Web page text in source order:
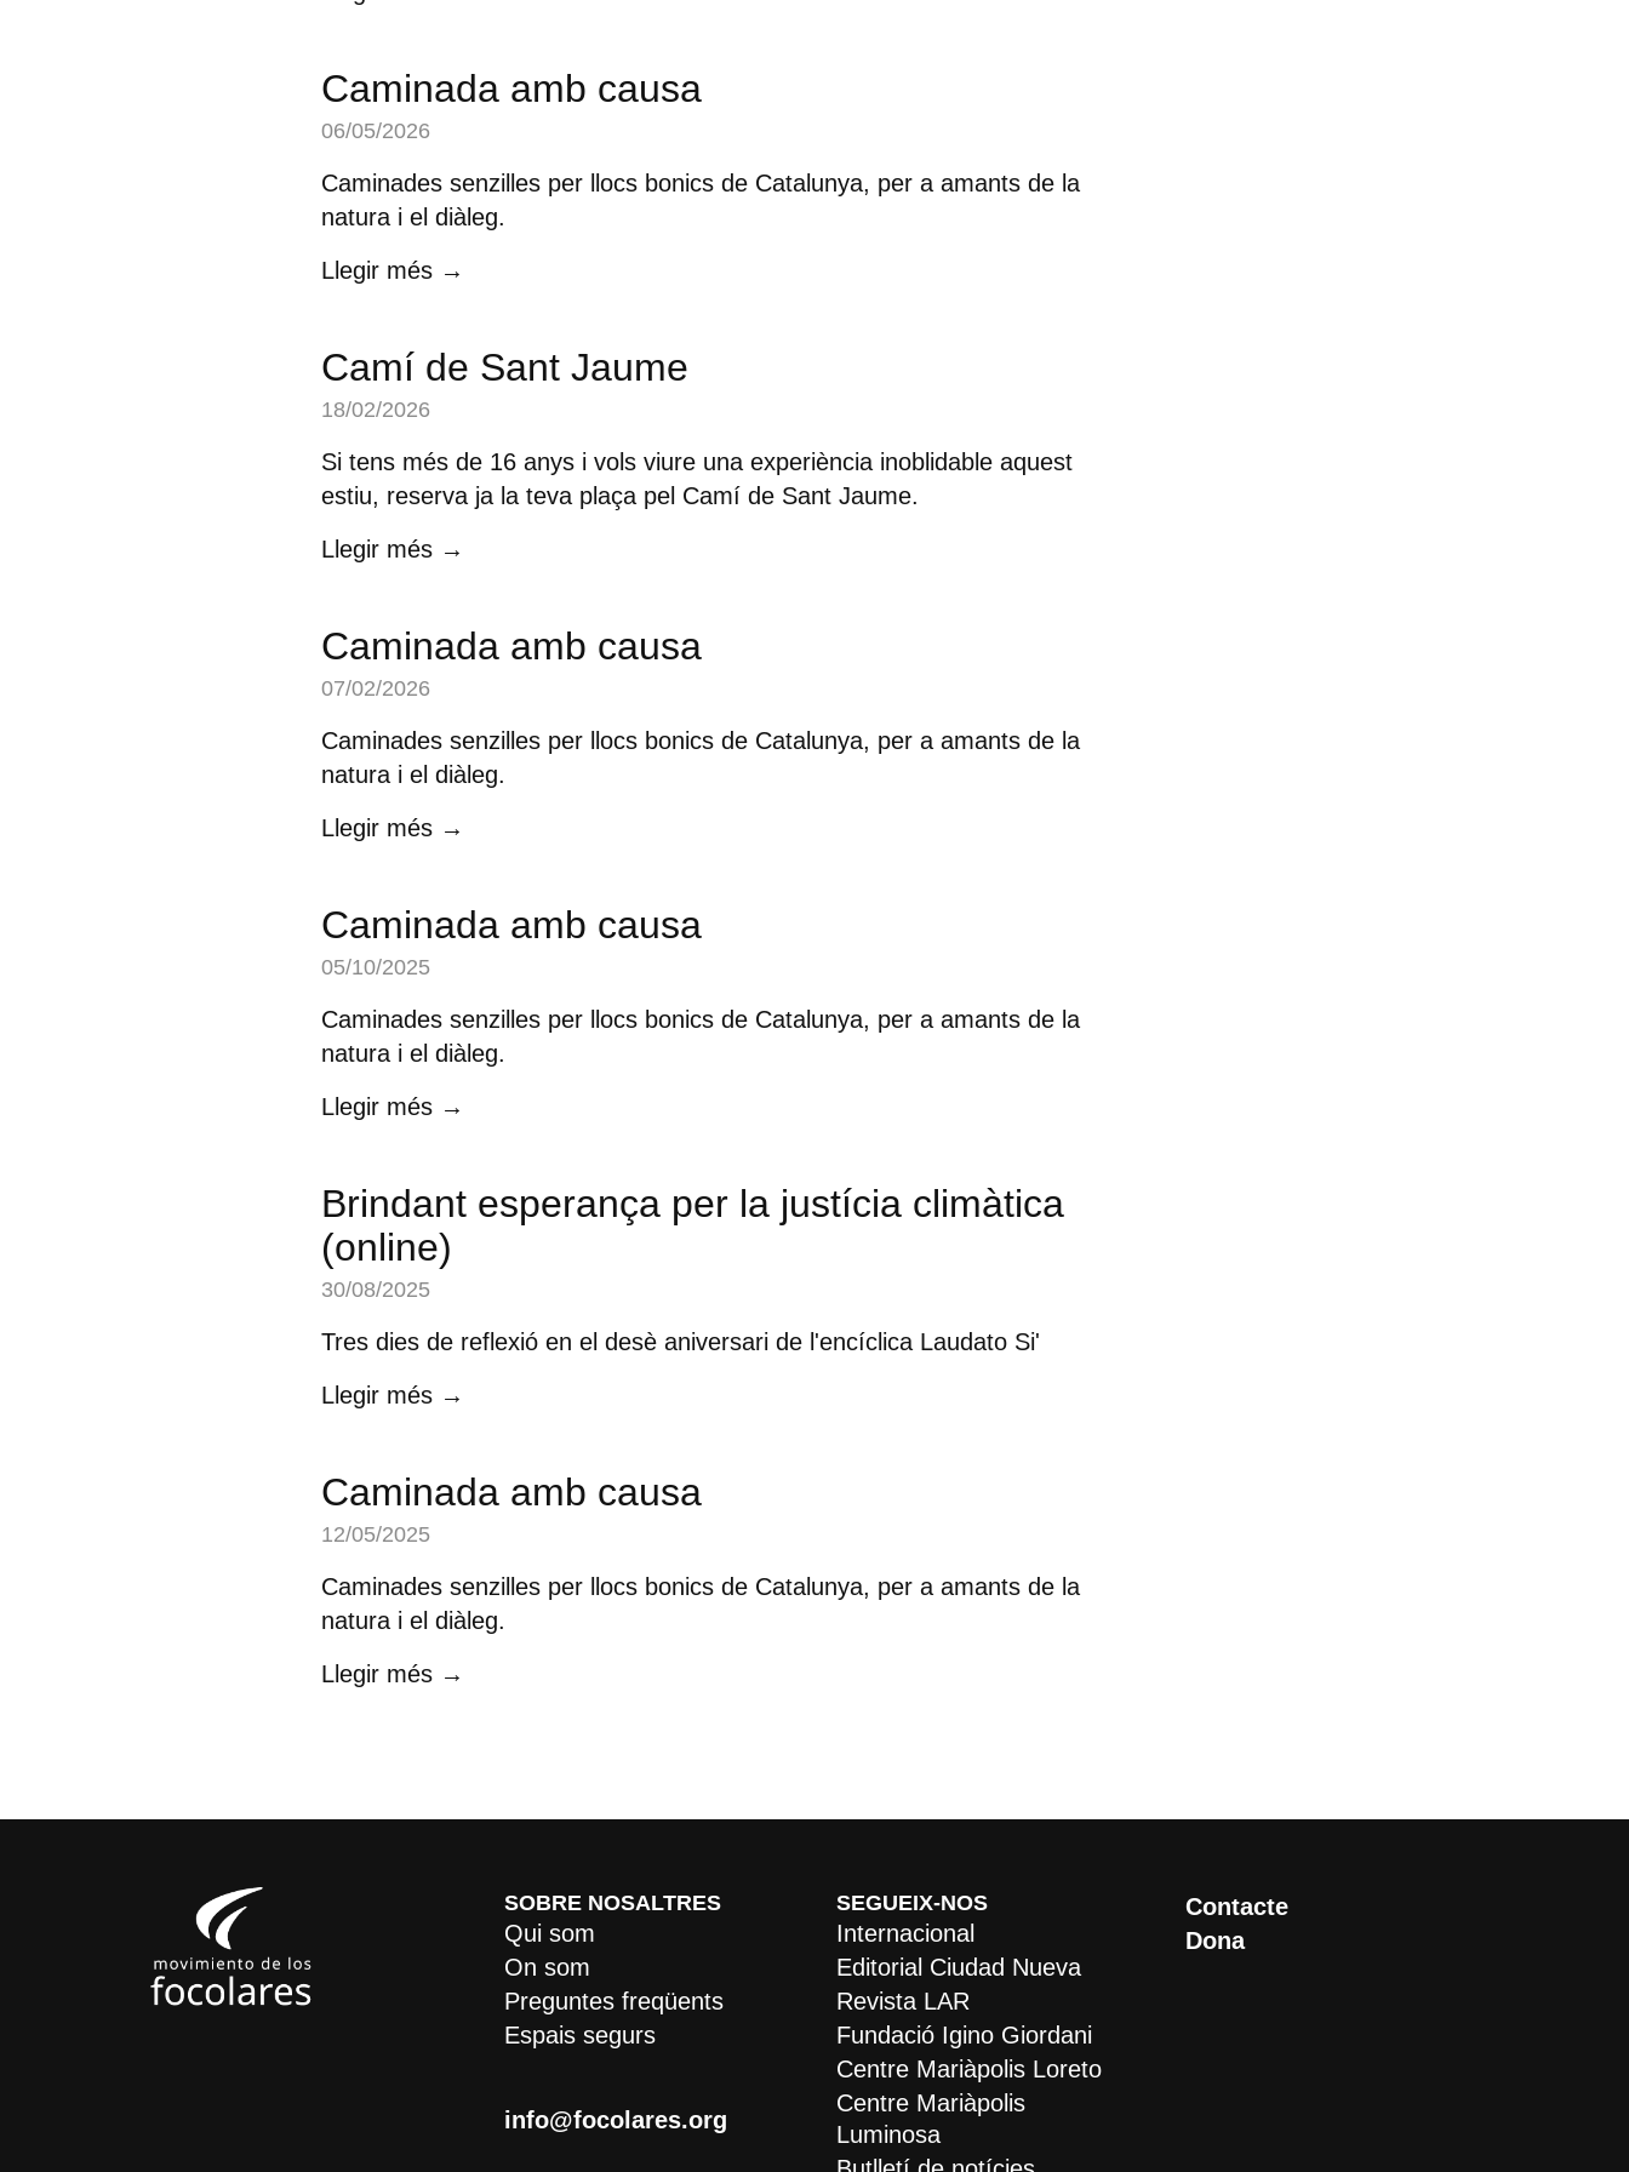
Caminada amb causa
06/05/2026
Caminades senzilles per llocs bonics de Catalunya, per a amants de la
natura i el diàleg.
Llegir més →
Camí de Sant Jaume
18/02/2026
Si tens més de 16 anys i vols viure una experiència inoblidable aquest
estiu, reserva ja la teva plaça pel Camí de Sant Jaume.
Llegir més →
Caminada amb causa
07/02/2026
Caminades senzilles per llocs bonics de Catalunya, per a amants de la
natura i el diàleg.
Llegir més →
Caminada amb causa
05/10/2025
Caminades senzilles per llocs bonics de Catalunya, per a amants de la
natura i el diàleg.
Llegir més →
Brindant esperança per la justícia climàtica
(online)
30/08/2025
Tres dies de reflexió en el desè aniversari de l'encíclica Laudato Si'
Llegir més →
Caminada amb causa
12/05/2025
Caminades senzilles per llocs bonics de Catalunya, per a amants de la
natura i el diàleg.
Llegir més →
SOBRE NOSALTRES
Qui som
On som
Preguntes freqüents
Espais segurs
info@focolares.org
SEGUEIX-NOS
Internacional
Editorial Ciudad Nueva
Revista LAR
Fundació Igino Giordani
Centre Mariàpolis Loreto
Centre Mariàpolis
Luminosa
Contacte
Dona